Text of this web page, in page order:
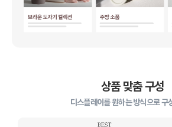
상품 맞춤 구성
디스플레이를 원하는 방식으로 구